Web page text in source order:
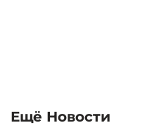
Ещё Новости